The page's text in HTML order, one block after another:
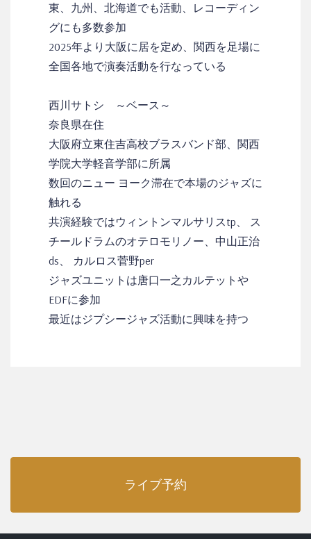
東、九州、北海道でも活動、レコーディン
グにも多数参加
2025年より大阪に居を定め、関西を足場に
全国各地で演奏活動を行なっている
西川サトシ ～ベース～
奈良県在住
大阪府立東住吉高校ブラスバンド部、関西
学院大学軽音学部に所属
数回のニュー ヨーク滞在で本場のジャズに
触れる
共演経験ではウィントンマルサリスtp、 ス
チールドラムのオテロモリノー、中山正治
ds、 カルロス菅野per
ジャズユニットは唐口一之カルテットや
EDFに参加
最近はジプシージャズ活動に興味を持つ
ライブ予約